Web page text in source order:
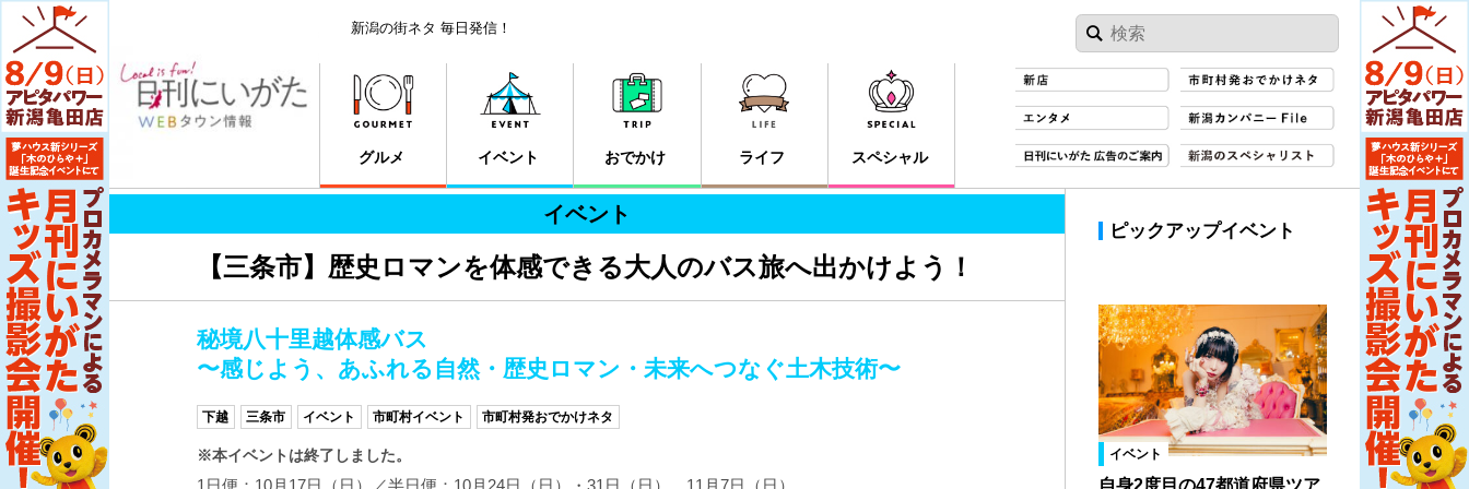
新潟の街ネタ 毎日発信！
グルメ イベント おでかけ ライフ スペシャル
イベント
【三条市】歴史ロマンを体感できる大人のバス旅へ出かけよう！
秘境八十里越体感バス
〜感じよう、あふれる自然・歴史ロマン・未来へつなぐ土木技術〜
下越 三条市 イベント 市町村イベント 市町村発おでかけネタ
※本イベントは終了しました。
1日便：10月17日（日）／半日便：10月24日（日）・31日（日）、11月7日（日）
ピックアップイベント
イベント